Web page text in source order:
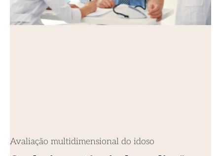
Avaliação multidimensional do idoso